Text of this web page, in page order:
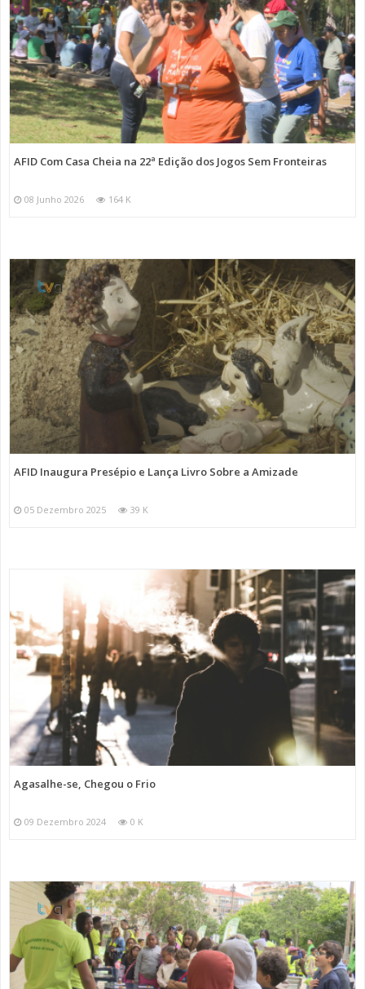
AFID Com Casa Cheia na 22ª Edição dos Jogos Sem Fronteiras
08 Junho 2026 164 K
AFID Inaugura Presépio e Lança Livro Sobre a Amizade
05 Dezembro 2025 39 K
Agasalhe-se, Chegou o Frio
09 Dezembro 2024 0 K